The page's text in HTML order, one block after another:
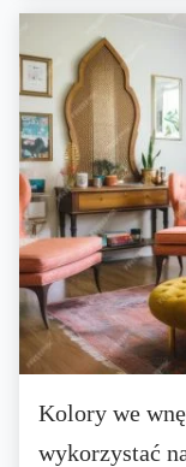
Kolory we
wykorzystać